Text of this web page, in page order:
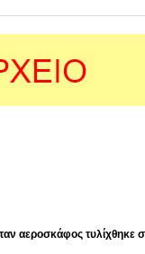
αεροσκάφος τυλίχθηκε